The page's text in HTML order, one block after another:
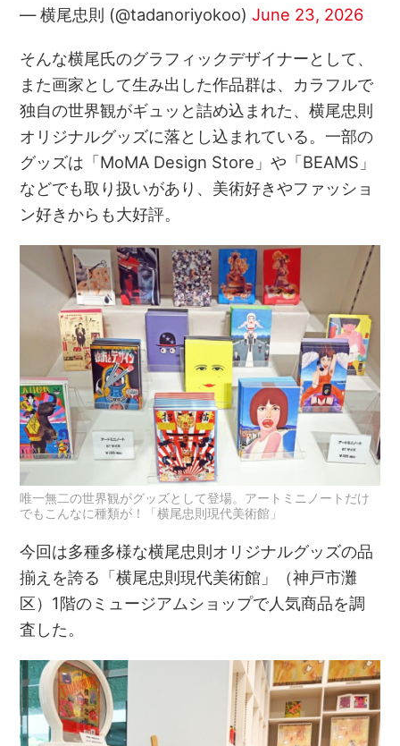
— 横尾忠則 (@tadanoriyokoo)June 23, 2026
そんな横尾氏のグラフィックデザイナーとして、
また画家として生み出した作品群は、カラフルで
独自の世界観がギュッと詰め込まれた、横尾忠則
オリジナルグッズに落とし込まれている。一部の
グッズは「MoMA Design Store」や「BEAMS」
などでも取り扱いがあり、美術好きやファッショ
ン好きからも大好評。
唯一無二の世界観がグッズとして登場。アートミニノートだけ
でもこんなに種類が！「横尾忠則現代美術館」
今回は多種多様な横尾忠則オリジナルグッズの品
揃えを誇る「横尾忠則現代美術館」（神戸市灘
区）1階のミュージアムショップで人気商品を調
査した。